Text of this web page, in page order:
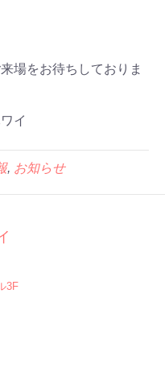
場をお待ちしておりま
イ
, お知らせ
3F